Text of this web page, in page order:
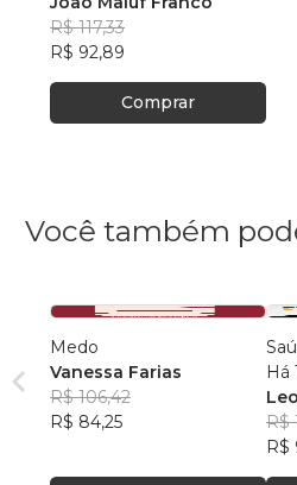
R$ 117,33
R$ 92,89
Comprar
Você também
Medo
Vanessa Farias
R$ 106,42
R$ 84,25
Há
R$
R$